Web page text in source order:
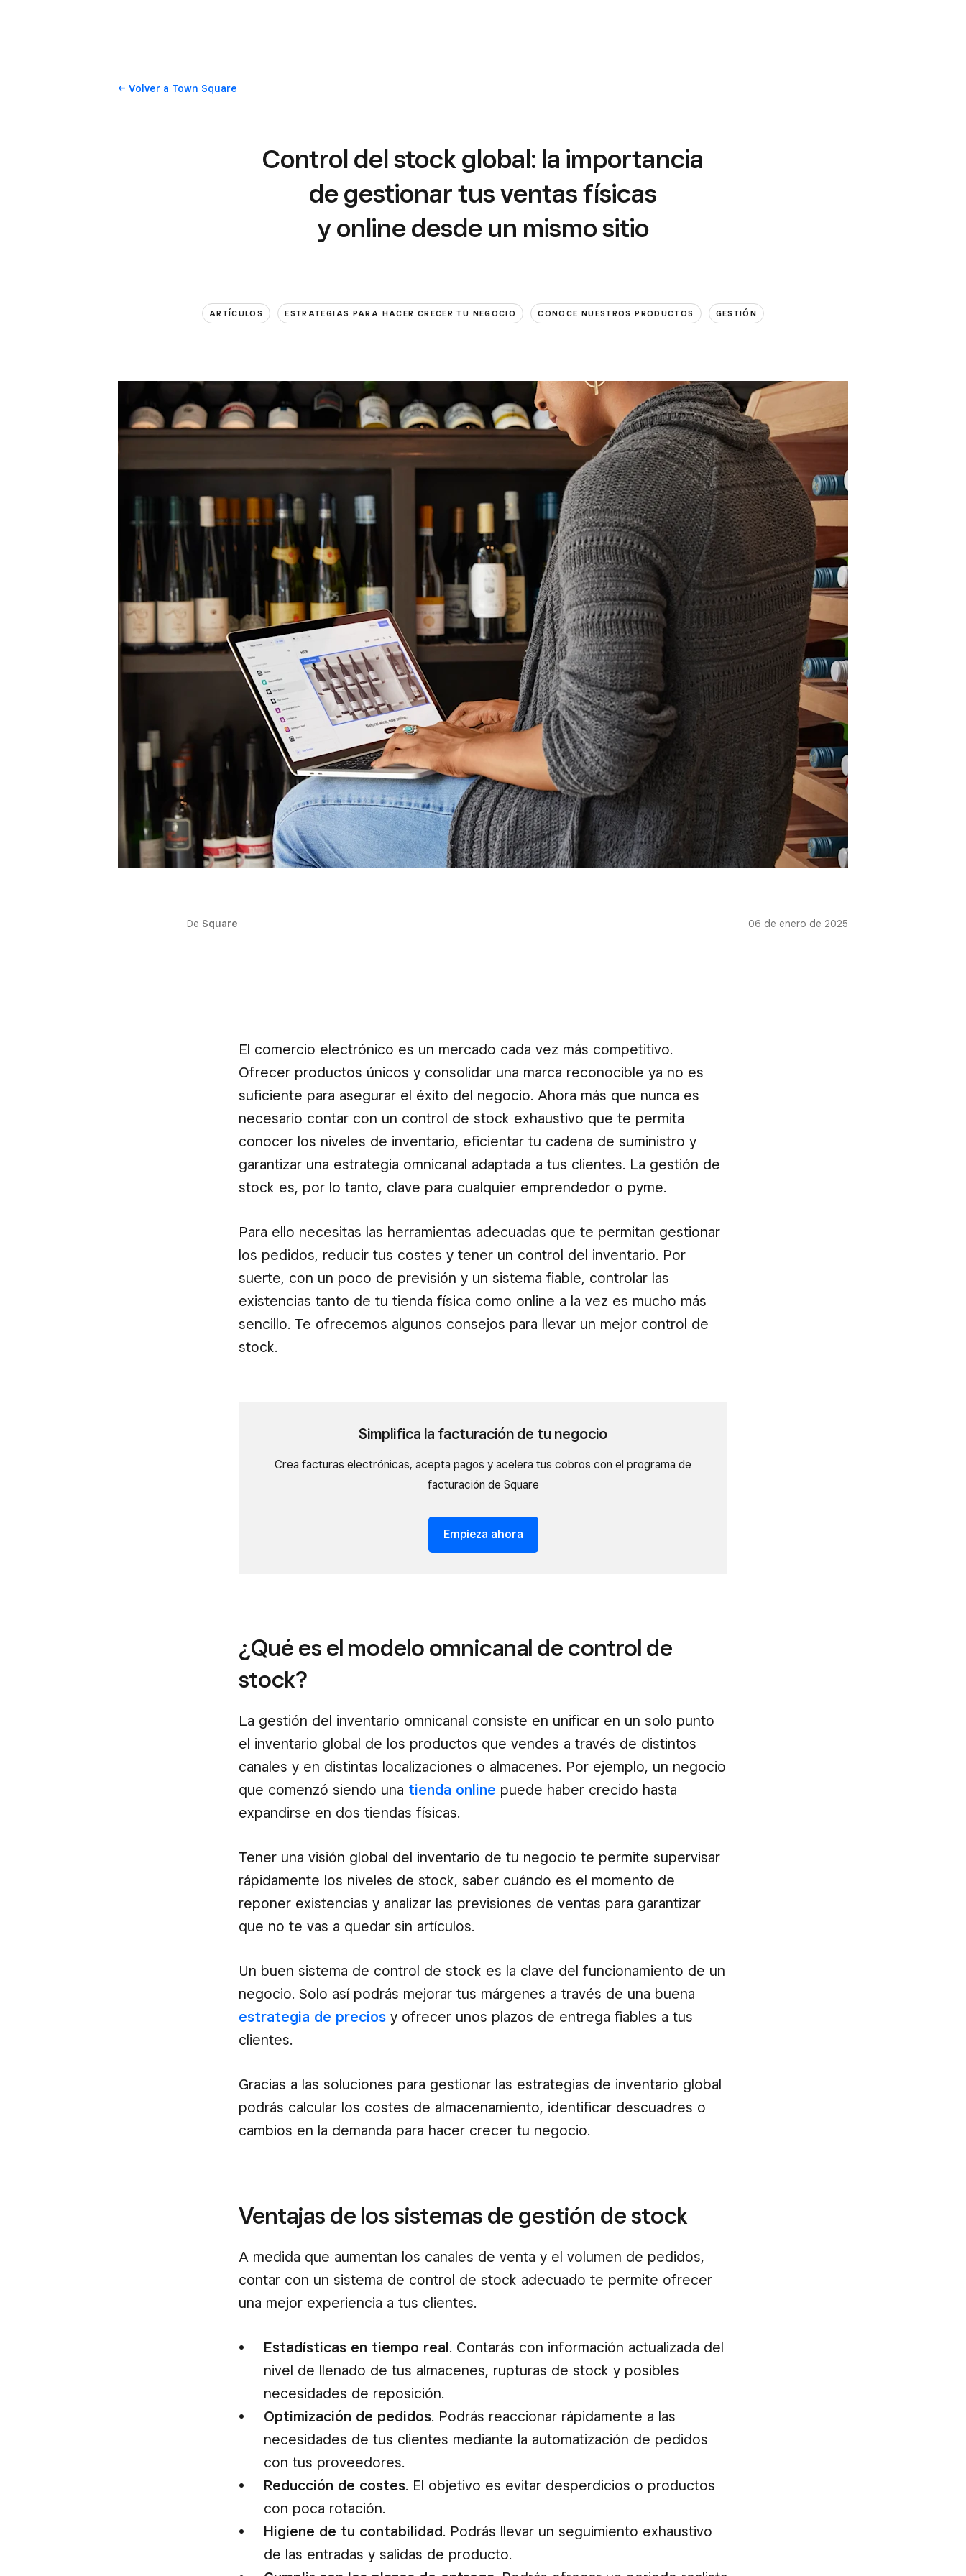
Volvera Town Square
Control del stock global: la importancia
de gestionar tus ventas físicas
y online desde un mismo sitio
ARTÍCULOS ESTRATEGIAS PARA HACER CRECER TU NEGOCIO CONOCE NUESTROS PRODUCTOS GESTIÓN
De Square 06 de enero de 2025
El comercio electrónico es un mercado cada vez más competitivo.
Ofrecer productos únicos y consolidar una marca reconocible ya no es
suficiente para asegurar el éxito del negocio. Ahora más que nunca es
necesario contar con un control de stock exhaustivo que te permita
conocer los niveles de inventario, eficientar tu cadena de suministro y
garantizar una estrategia omnicanal adaptada a tus clientes. La gestión de
stock es, por lo tanto, clave para cualquier emprendedor o pyme.
Para ello necesitas las herramientas adecuadas que te permitan gestionar
los pedidos, reducir tus costes y tener un control del inventario. Por
suerte, con un poco de previsión y un sistema fiable, controlar las
existencias tanto de tu tienda física como online a la vez es mucho más
sencillo. Te ofrecemos algunos consejos para llevar un mejor control de
stock.
Simplifica la facturación de tu negocio
Crea facturas electrónicas, acepta pagos y acelera tus cobros con el programa de
facturación de Square
Empieza ahora
¿Qué es el modelo omnicanal de control de
stock?
La gestión del inventario omnicanal consiste en unificar en un solo punto
el inventario global de los productos que vendes a través de distintos
canales y en distintas localizaciones o almacenes. Por ejemplo, un negocio
que comenzó siendo una tienda online puede haber crecido hasta
expandirse en dos tiendas físicas.
Tener una visión global del inventario de tu negocio te permite supervisar
rápidamente los niveles de stock, saber cuándo es el momento de
reponer existencias y analizar las previsiones de ventas para garantizar
que no te vas a quedar sin artículos.
Un buen sistema de control de stock es la clave del funcionamiento de un
negocio. Solo así podrás mejorar tus márgenes a través de una buena
estrategia de precios y ofrecer unos plazos de entrega fiables a tus
clientes.
Gracias a las soluciones para gestionar las estrategias de inventario global
podrás calcular los costes de almacenamiento, identificar descuadres o
cambios en la demanda para hacer crecer tu negocio.
Ventajas de los sistemas de gestión de stock
A medida que aumentan los canales de venta y el volumen de pedidos,
contar con un sistema de control de stock adecuado te permite ofrecer
una mejor experiencia a tus clientes.
Estadísticas en tiempo real. Contarás con información actualizada del
nivel de llenado de tus almacenes, rupturas de stock y posibles
necesidades de reposición.
Optimización de pedidos. Podrás reaccionar rápidamente a las
necesidades de tus clientes mediante la automatización de pedidos
con tus proveedores.
Reducción de costes. El objetivo es evitar desperdicios o productos
con poca rotación.
Higiene de tu contabilidad. Podrás llevar un seguimiento exhaustivo
de las entradas y salidas de producto.